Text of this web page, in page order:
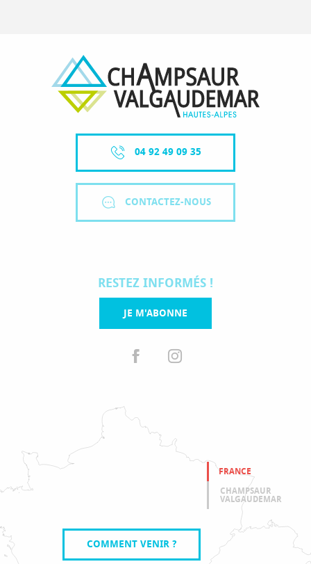
04 92 49 09 35
CONTACTEZ-NOUS
RESTEZ INFORMÉS !
JE M'ABONNE
FRANCE
CHAMPSAUR
VALGAUDEMAR
COMMENT VENIR ?